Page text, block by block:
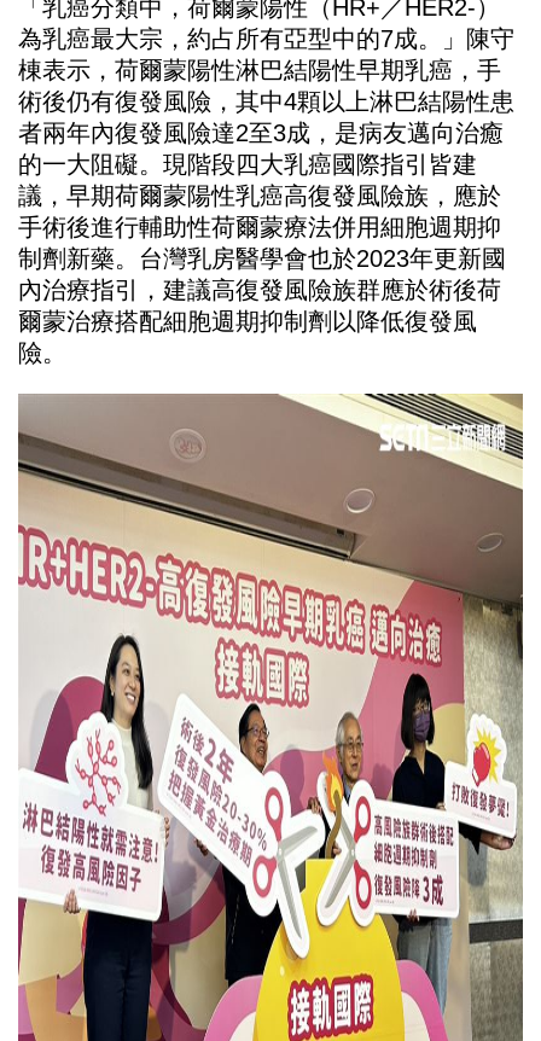
「乳癌分類中，荷爾蒙陽性（HR+／HER2-）
為乳癌最大宗，約占所有亞型中的7成。」陳守
棟表示，荷爾蒙陽性淋巴結陽性早期乳癌，手
術後仍有復發風險，其中4顆以上淋巴結陽性患
者兩年內復發風險達2至3成，是病友邁向治癒
的一大阻礙。現階段四大乳癌國際指引皆建
議， 早期荷爾蒙陽性乳癌高復發風險族， 應於
手術後進行輔助性荷爾蒙療法併用細胞週期抑
制劑新藥。 台灣乳房醫學會也於2023年更新國
內治療指引， 建議高復發風險族群應於術後荷
爾蒙治療搭配細胞週期抑制劑以降低復發風
險。